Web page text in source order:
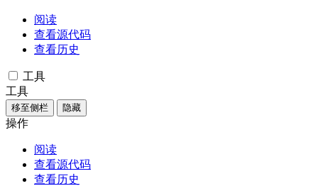
阅读
查看源代码
查看历史
工具
工具
移至侧栏 隐藏
操作
阅读
查看源代码
查看历史